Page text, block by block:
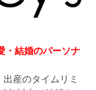
・結婚のパーソナ
産のタイムリミ